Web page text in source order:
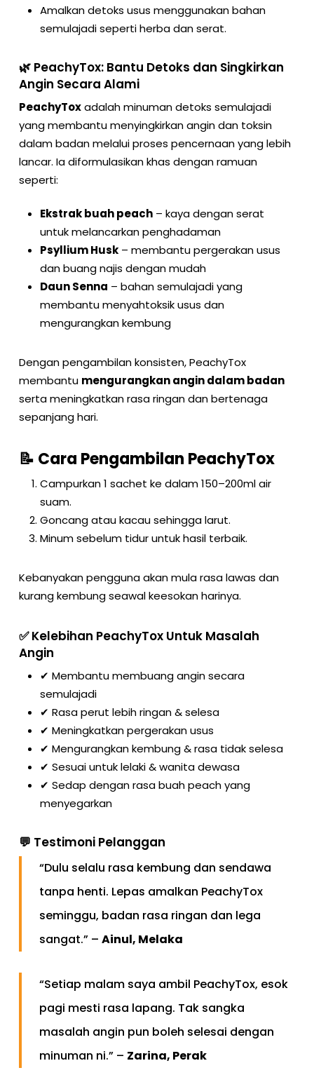
Amalkan detoks usus menggunakan bahan
semulajadi seperti herba dan serat.
🌿 PeachyTox: Bantu Detoks dan Singkirkan
Angin Secara Alami
PeachyToxadalah minuman detoks semulajadi
yang membantu menyingkirkan angin dan toksin
dalam badan melalui proses pencernaan yang lebih
lancar. Ia diformulasikan khas dengan ramuan
seperti:
Ekstrak buah peach– kaya dengan serat
untuk melancarkan penghadaman
Psyllium Husk– membantu pergerakan usus
dan buang najis dengan mudah
Daun Senna – bahan semulajadi yang
membantu menyahtoksik usus dan
mengurangkan kembung
Dengan pengambilan konsisten, PeachyTox
membantu mengurangkan angin dalam badan
serta meningkatkan rasa ringan dan bertenaga
sepanjang hari.
📝 Cara Pengambilan PeachyTox
Campurkan 1 sachet ke dalam 150–200ml air
suam.
Goncang atau kacau sehingga larut.
Minum sebelum tidur untuk hasil terbaik.
Kebanyakan pengguna akan mula rasa lawas dan
kurang kembung seawal keesokan harinya.
✅ Kelebihan PeachyTox Untuk Masalah
Angin
✔ Membantu membuang angin secara
semulajadi
✔ Rasa perut lebih ringan & selesa
✔ Meningkatkan pergerakan usus
✔ Mengurangkan kembung & rasa tidak selesa
✔ Sesuai untuk lelaki & wanita dewasa
✔ Sedap dengan rasa buah peach yang
menyegarkan
💬 Testimoni Pelanggan
“Dulu selalu rasa kembung dan sendawa
tanpa henti. Lepas amalkan PeachyTox
seminggu, badan rasa ringan dan lega
sangat.” – Ainul, Melaka
“Setiap malam saya ambil PeachyTox, esok
pagi mesti rasa lapang. Tak sangka
masalah angin pun boleh selesai dengan
minuman ni.” – Zarina, Perak